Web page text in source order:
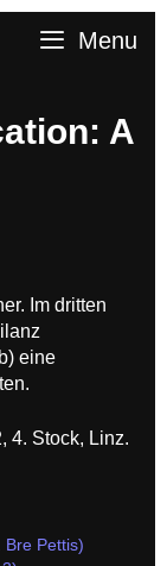
SearchMenu
A
Im dritten
eine
4. Stock, Linz.
Bre Pettis)